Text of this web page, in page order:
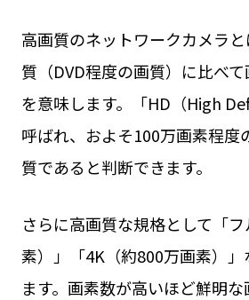
高画質のネットワークカメラ
質（DVD程度の画質）に比べ
を意味します。「HD（High
呼ばれ、およそ100万画素程度
質であると判断できます。
さらに高画質な規格として「
素）」「4K（約800万画素）」
ます。画素数が高いほど鮮明